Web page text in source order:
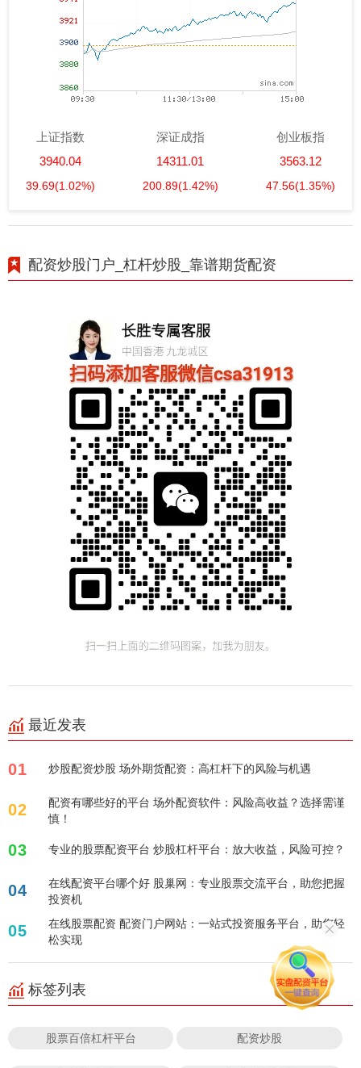
上证指数
3940.04
39.69(1.02%)
深证成指
14311.01
200.89(1.42%)
创业板指
3563.12
47.56(1.35%)
配资炒股门户_杠杆炒股_靠谱期货配资
最近发表
01 炒股配资炒股 场外期货配资：高杠杆下的风险与机遇
02
配资有哪些好的平台 场外配资软件：风险高收益？选择需谨
慎！
03 专业的股票配资平台 炒股杠杆平台：放大收益，风险可控？
04
在线配资平台哪个好 股巢网：专业股票交流平台，助您把握
投资机
05
在线股票配资 配资门户网站：一站式投资服务平台，助您轻
松实现
标签列表
股票百倍杠杆平台 配资炒股